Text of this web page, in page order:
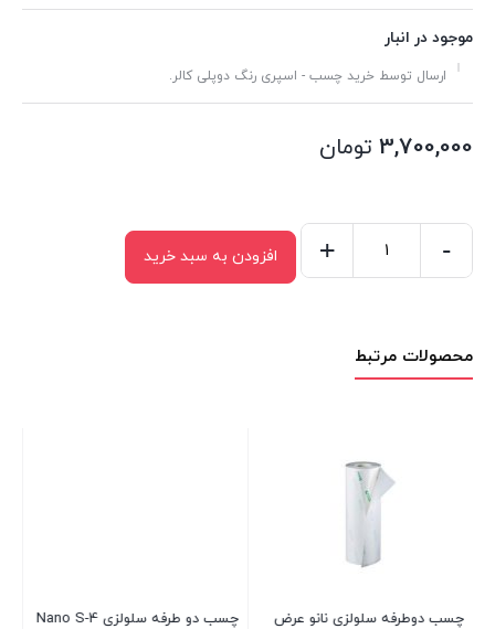
موجود در انبار
ارسال توسط خرید چسب - اسپری رنگ دوپلی کالر.
3,700,000 تومان
نانو
-
+ افزودن به سبد خرید
محصولات مرتبط
چسب دوطرفه سلولزی نانو عرض چسب دو طرفه سلولزی Nano S-4